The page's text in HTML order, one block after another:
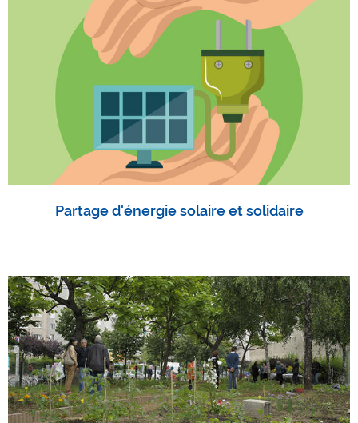
Partage d'énergie solaire et solidaire